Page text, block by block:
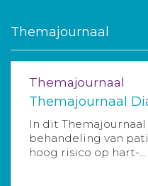
Themajournaal
Themajournaal
Themajournaal
In dit
behandeling van
hoog risico op hart-...